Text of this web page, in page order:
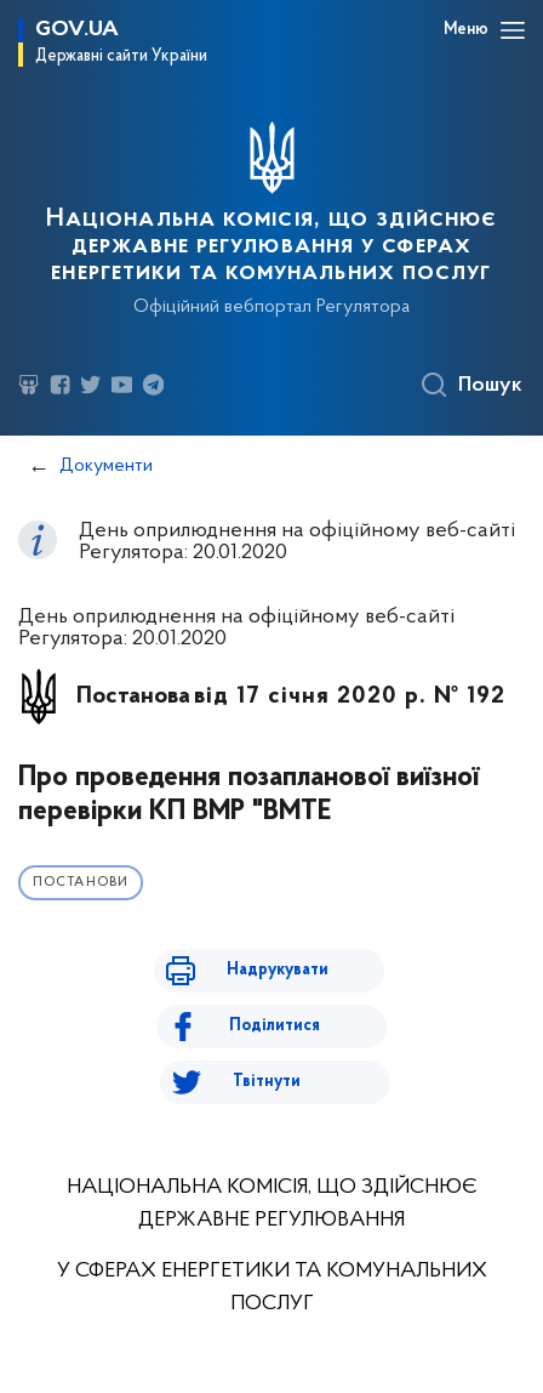
GOV.UA
Державні сайти України
Меню
Національна комісія, що здійснює
державне регулювання у сферах
енергетики та комунальних послуг
Офіційний вебпортал Регулятора
Пошук
Документи
День оприлюднення на офіційному веб-сайті
Регулятора: 20.01.2020
День оприлюднення на офіційному веб-сайті
Регулятора: 20.01.2020
Постанова від 17 січня 2020 р. № 192
Про проведення позапланової виїзної
перевірки КП ВМР "ВМТЕ
ПОСТАНОВИ
Надрукувати
Поділитися
Твітнути
НАЦІОНАЛЬНА КОМІСІЯ, ЩО ЗДІЙСНЮЄ
ДЕРЖАВНЕ РЕГУЛЮВАННЯ
У СФЕРАХ ЕНЕРГЕТИКИ ТА КОМУНАЛЬНИХ
ПОСЛУГ